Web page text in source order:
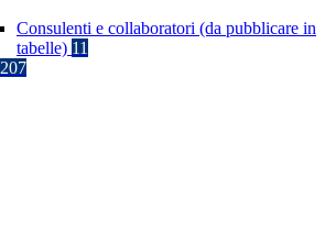
Consulenti e collaboratori (da pubblicare in
tabelle) 11
207